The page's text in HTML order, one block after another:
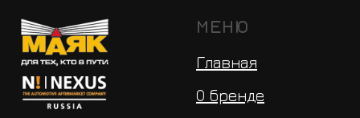
МЕНЮ
Главная
О бренде